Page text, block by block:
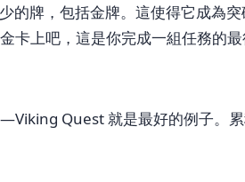
的牌，包括金牌。這使得它成為
卡上吧，這是你完成一組任務的最
Quest 就是最好的例子。